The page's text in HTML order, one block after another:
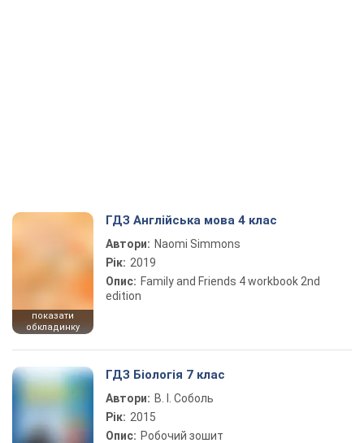
показати
обкладинку
ГДЗ Англійська мова 4 клас
Автори: Naomi Simmons
Рік: 2019
Опис: Family and Friends 4 workbook 2nd
edition
ГДЗ Біологія 7 клас
Автори: В. І. Соболь
Рік: 2015
Опис: Робочий зошит